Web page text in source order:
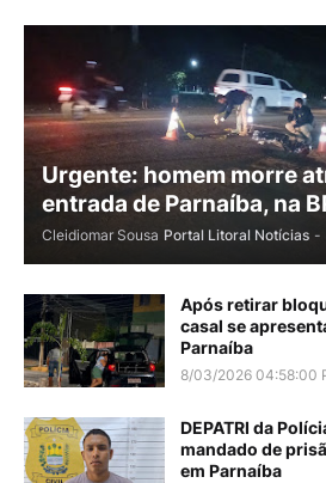
Urgente: homem morre
entrada de Parnaíba, na
Cleidiomar Sousa Portal Litoral Notícias -
Após retirar
casal se
Parnaíba
8/03/2026 04:58:00
DEPATRI da
mandado de
em Parnaíba